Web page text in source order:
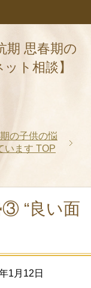
期 思春期の
ト相談】
の子供の悩
います TOP
“良い面
1月12日